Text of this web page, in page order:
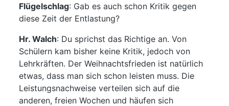
Flügelschlag: Gab es auch schon Kritik gegen
diese Zeit der Entlastung?
Hr. Walch: Du sprichst das Richtige an. Von
Schülern kam bisher keine Kritik, jedoch von
Lehrkräften. Der Weihnachtsfrieden ist natürlich
etwas, dass man sich schon leisten muss. Die
Leistungsnachweise verteilen sich auf die
anderen, freien Wochen und häufen sich